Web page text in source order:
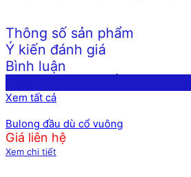
Thông số sản phẩm
Ý kiến đánh giá
Bình luận
Xem tất cả
Bulong đầu dù cổ vuông
Giá liên hệ
Xem chi tiết